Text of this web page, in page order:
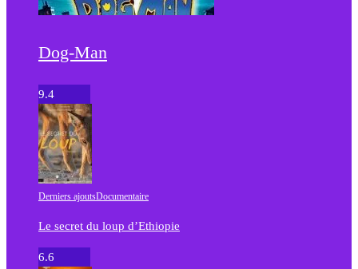
Dog-Man
9.4
Derniers ajoutsDocumentaire
Le secret du loup d’Ethiopie
6.6